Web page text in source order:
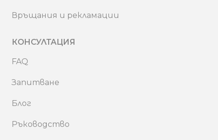
Връщания и рекламации
КОНСУЛТАЦИЯ
FAQ
Запитване
Блог
Ръководство